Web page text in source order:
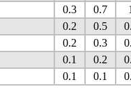
0.3 0.7
0.2 0.5
0.2 0.3
0.1 0.2
0.1 0.1